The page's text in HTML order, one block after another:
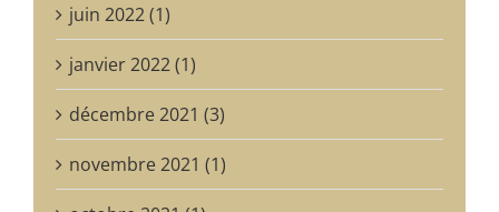
juin 2022 (1)
janvier 2022 (1)
décembre 2021 (3)
novembre 2021 (1)